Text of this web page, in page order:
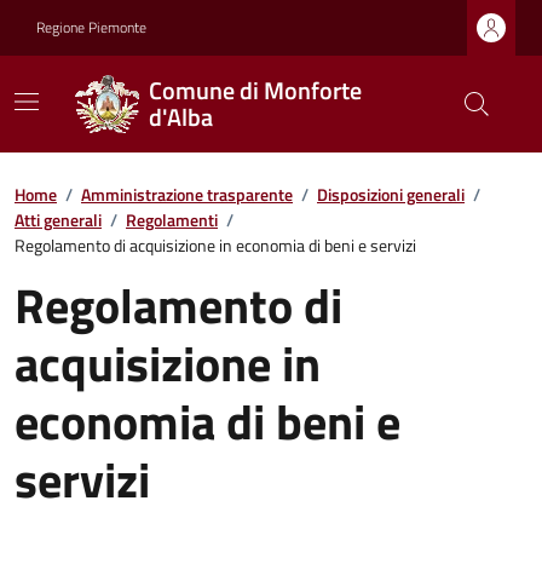
Regione Piemonte
Comune di Monforte
d'Alba
Home / Amministrazione trasparente / Disposizioni generali /
Atti generali / Regolamenti /
Regolamento di acquisizione in economia di beni e servizi
Regolamento di
acquisizione in
economia di beni e
servizi